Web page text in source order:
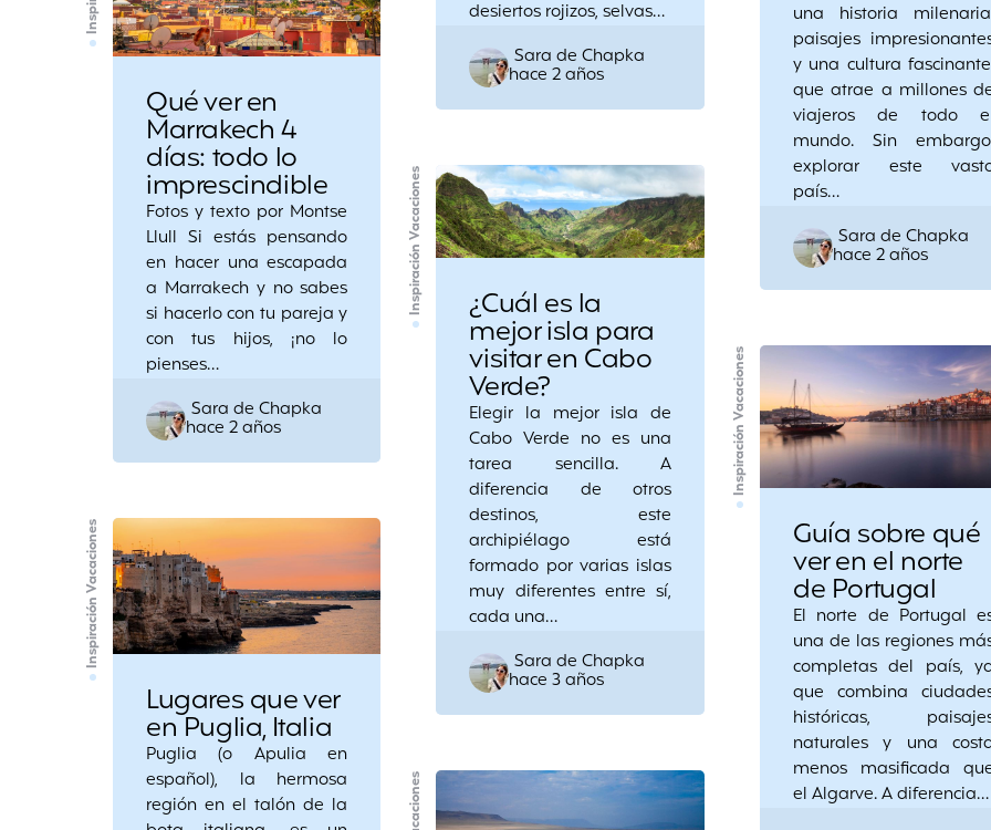
desiertos rojizos, selvas…
Posted
by
Sara de Chapka
hace 2 años
una historia
paisajes
y una cultura
que atrae a millones
viajeros de todo
mundo. Sin
explorar este
país…
Posted
by
Sara de Chapka
hace 2 años
Qué ver en
Marrakech 4
días: todo lo
imprescindible
Fotos y texto por Montse
Llull Si estás pensando
en hacer una escapada
a Marrakech y no sabes
si hacerlo con tu pareja y
con tus hijos, ¡no lo
pienses…
Posted
by
Sara de Chapka
hace 2 años
Inspiración Vacaciones ¿Cuál es la
mejor isla para
visitar en Cabo
Verde?
Elegir la mejor isla de
Cabo Verde no es una
tarea sencilla. A
diferencia de otros
destinos, este
archipiélago está
formado por varias islas
muy diferentes entre sí,
cada una…
Posted
by
Sara de Chapka
hace 3 años
Inspiración Vacaciones
Guía sobre qué
ver en el norte
de Portugal
El norte de Portugal
una de las regiones
completas del país,
que combina
históricas,
naturales y una
menos masificada
el Algarve. A diferencia…
Inspiración Vacaciones
Lugares que ver
en Puglia, Italia
Puglia (o Apulia en
español), la hermosa
región en el talón de la